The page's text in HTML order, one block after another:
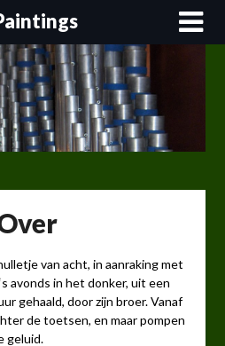
van acht, in aanraking met
avonds in het donker, uit een
gehaald, door zijn broer. Vanaf
de toetsen, en maar pompen
geluid.